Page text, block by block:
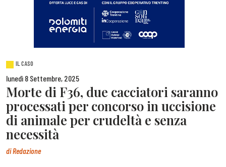
IL CASO
lunedì 8 Settembre, 2025
Morte di F36, due cacciatori saranno
processati per concorso in uccisione
di animale per crudeltà e senza
necessità
diRedazione